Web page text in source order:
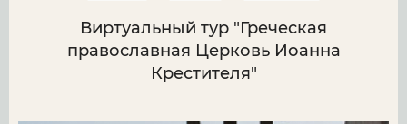
Виртуальный тур "Греческая
православная Церковь Иоанна
Крестителя"